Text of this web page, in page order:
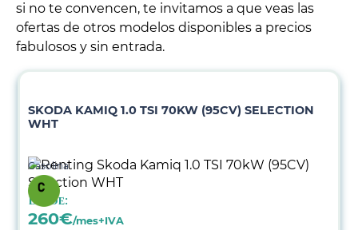
si no te convencen, te invitamos a que veas las
ofertas de otros modelos disponibles a precios
fabulosos y sin entrada.
SKODA KAMIQ 1.0 TSI 70KW (95CV) SELECTION
WHT
Gasolina
Desde:
260€/mes+IVA